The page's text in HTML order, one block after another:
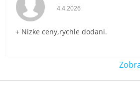
Hodnocení obchodu je 5
4.4.2026
+ Nizke ceny,rychle dodani.
Z